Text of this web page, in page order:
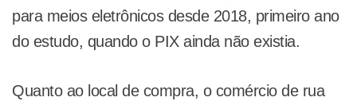
para meios eletrônicos desde 2018, primeiro ano
do estudo, quando o PIX ainda não existia.
Quanto ao local de compra, o comércio de rua